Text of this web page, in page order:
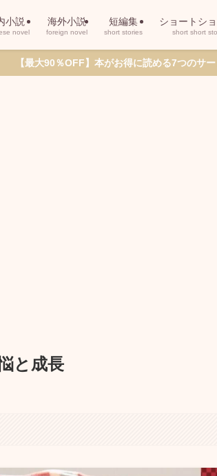
小説
novel
海外小説
foreign novel
短編集
short stories
ショートシ
short short
【最大90％OFF】本がお得に読める7つのサ
と成長